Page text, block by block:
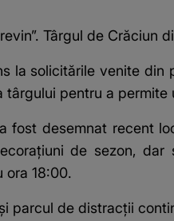
Târgul de Crăciun
la solicitările venite
pentru a
fost desemnat recent
de sezon,
ora 18:00.
parcul de distracții